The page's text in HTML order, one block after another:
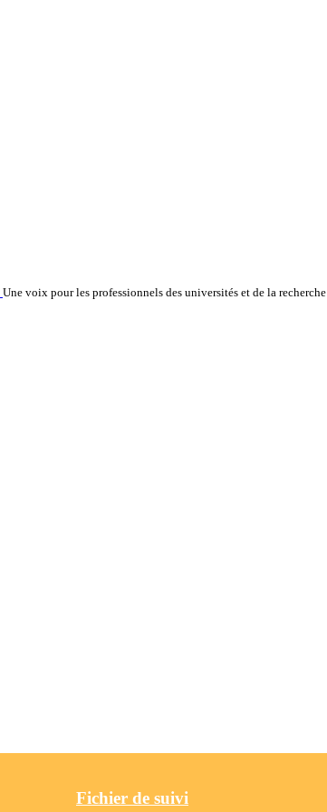
Une voix pour les professionnels des universités et de la recherche
Fichier de suivi